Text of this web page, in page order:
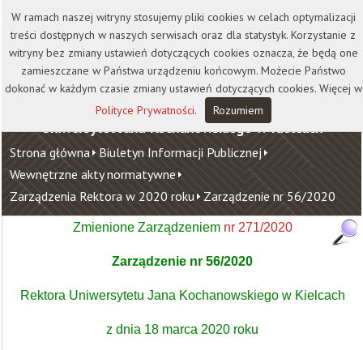
Kontakt Biblioteka
Wydawnictwo
Wirtualna Uczelnia
Uniwersytet Jana Kochanowskiego w Kielcach
Strona główna Biuletyn Informacji Publicznej
Wewnętrzne akty normatywne
Zarządzenia Rektora w 2020 roku Zarządzenie nr 56/2020
Zmienione Zarządzeniem nr 271/2020
Zarządzenie nr 56/2020
Rektora Uniwersytetu Jana Kochanowskiego w Kielcach
z dnia 18 marca 2020 roku
W ramach naszej witryny stosujemy pliki cookies w celach optymalizacji
treści dostępnych w naszych serwisach oraz dla statystyk. Korzystanie z
witryny bez zmiany ustawień dotyczących cookies oznacza, że będą one
zamieszczane w Państwa urządzeniu końcowym. Możecie Państwo
dokonać w każdym czasie zmiany ustawień dotyczących cookies. Więcej w
Polityce Prywatności. Rozumiem